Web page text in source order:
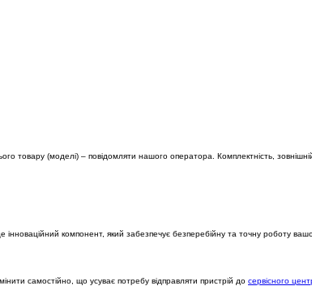
товару (моделі) – повідомляти нашого оператора. Комплектність,
компонент, який забезпечує безперебійну та точну роботу
самостійно, що усуває потребу відправляти пристрій до сервісного